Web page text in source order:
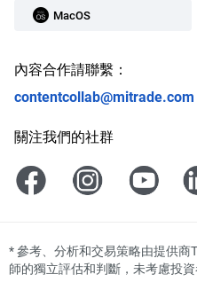
MacOS
內容合作請聯繫：
contentcollab@mitrade.com
關注我們的社群
*參考、分析和交易策略由提供商
師的獨立評估和判斷，未考慮投